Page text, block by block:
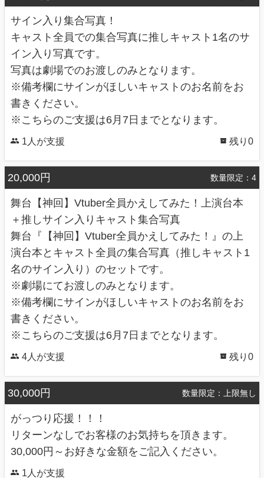
サイン入り集合写真！
キャスト全員での集合写真に推しキャスト1名のサ
イン入り写真です。
写真は劇場でのお渡しのみとなります。
※備考欄にサインがほしいキャストのお名前をお
書きください。
※こちらのご支援は6月7日までとなります。
1人が支援 残り0
20,000円 数量限定：4
舞台【神回】Vtuber全員かえしてみた！上演台本
＋推しサイン入りキャスト集合写真
舞台『【神回】Vtuber全員かえしてみた！』の上
演台本とキャスト全員の集合写真（推しキャスト1
名のサイン入り）のセットです。
※劇場にてお渡しのみとなります。
※備考欄にサインがほしいキャストのお名前をお
書きください。
※こちらのご支援は6月7日までとなります。
4人が支援 残り0
30,000円 数量限定：上限無し
がっつり応援！！！
リターンなしでお客様のお気持ちを頂きます。
30,000円～お好きな金額をご記入ください。
1人が支援